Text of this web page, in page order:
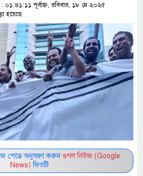
পূর্বাহ্ন, রবিবার, ১৮ মে ২০২৫
হয়েছে
পেতে অনুসরণ করুন গুগল নিউজ (Google
News) ফিডটি